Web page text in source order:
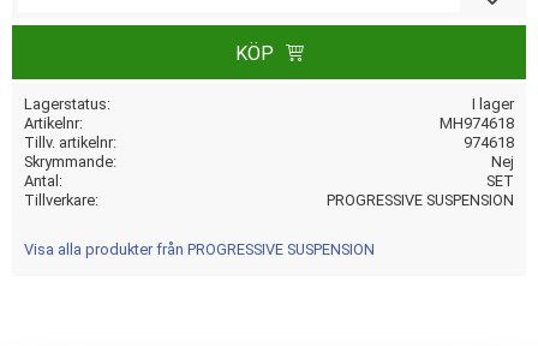
KÖP
Lagerstatus
I lager
Artikelnr
MH974618
Tillv. artikelnr
974618
Skrymmande
Nej
Antal
SET
Tillverkare
PROGRESSIVE SUSPENSION
Visa alla produkter från PROGRESSIVE SUSPENSION